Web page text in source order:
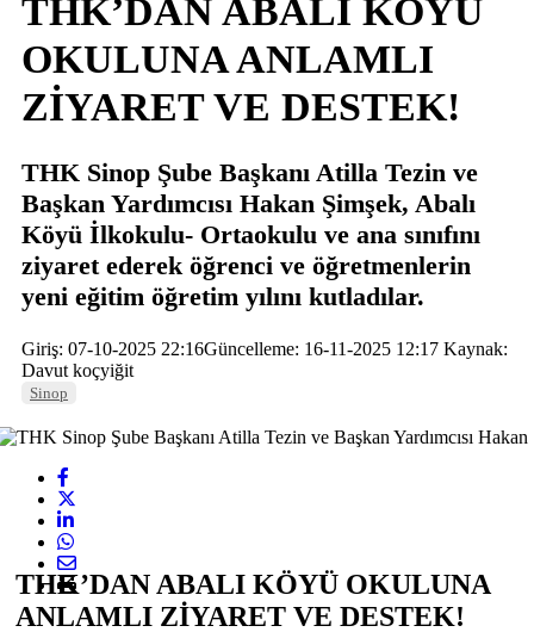
THK’DAN ABALI KÖYÜ
OKULUNA ANLAMLI
ZİYARET VE DESTEK!
THK Sinop Şube Başkanı Atilla Tezin ve
Başkan Yardımcısı Hakan Şimşek, Abalı
Köyü İlkokulu- Ortaokulu ve ana sınıfını
ziyaret ederek öğrenci ve öğretmenlerin
yeni eğitim öğretim yılını kutladılar.
Giriş: 07-10-2025 22:16Güncelleme: 16-11-2025 12:17 Kaynak:
Davut koçyiğit
Sinop
THK’DAN ABALI KÖYÜ OKULUNA
ANLAMLI ZİYARET VE DESTEK!